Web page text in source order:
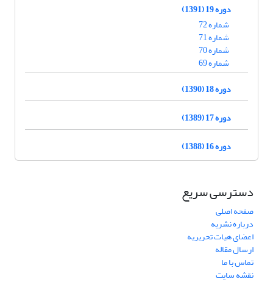
دوره 19 (1391)
شماره 72
شماره 71
شماره 70
شماره 69
دوره 18 (1390)
دوره 17 (1389)
دوره 16 (1388)
دسترسی سریع
صفحه اصلی
درباره نشریه
اعضای هیات تحریریه
ارسال مقاله
تماس با ما
نقشه سایت